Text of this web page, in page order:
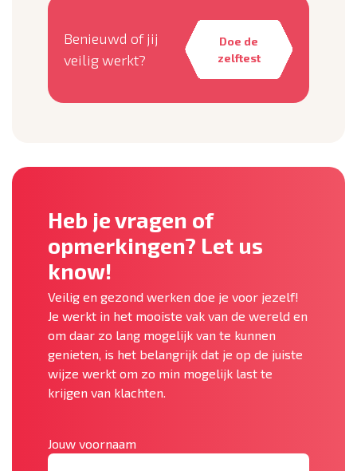
Benieuwd of jij
veilig werkt?
Doe de
zelftest
Heb je vragen of
opmerkingen? Let us
know!
Veilig en gezond werken doe je voor jezelf!
Je werkt in het mooiste vak van de wereld en
om daar zo lang mogelijk van te kunnen
genieten, is het belangrijk dat je op de juiste
wijze werkt om zo min mogelijk last te
krijgen van klachten.
Jouw voornaam